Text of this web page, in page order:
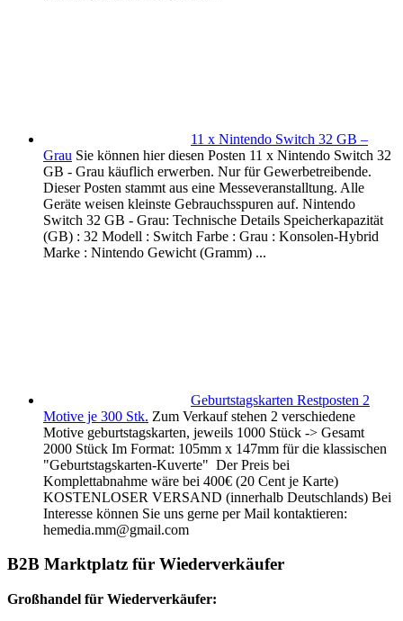
11 x Nintendo Switch 32 GB –
Grau Sie können hier diesen Posten 11 x Nintendo Switch 32
GB - Grau käuflich erwerben. Nur für Gewerbetreibende.
Dieser Posten stammt aus eine Messeveranstalltung. Alle
Geräte weisen kleinste Gebrauchsspuren auf. Nintendo
Switch 32 GB - Grau: Technische Details Speicherkapazität
(GB) : 32 Modell : Switch Farbe : Grau : Konsolen-Hybrid
Marke : Nintendo Gewicht (Gramm) ...
Geburtstagskarten Restposten 2
Motive je 300 Stk. Zum Verkauf stehen 2 verschiedene
Motive geburtstagskarten, jeweils 1000 Stück -> Gesamt
2000 Stück Im Format: 105mm x 147mm für die klassischen
"Geburtstagskarten-Kuverte" Der Preis bei
Komplettabnahme wäre bei 400€ (20 Cent je Karte)
KOSTENLOSER VERSAND (innerhalb Deutschlands) Bei
Interesse können Sie uns gerne per Mail kontaktieren:
hemedia.mm@gmail.com
B2B Marktplatz für Wiederverkäufer
Großhandel für Wiederverkäufer: